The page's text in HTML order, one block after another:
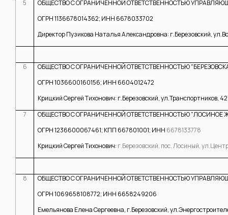
5
ОБЩЕСТВО С ОГРАНИЧЕННОЙ ОТВЕТСТВЕННОСТЬЮ
ОГРН 1136678014362; ИНН 6678033702
Директор Пузикова Наталья Александровна: г.Березовский,
6
ОБЩЕСТВО С ОГРАНИЧЕННОЙ ОТВЕТСТВЕННОСТЬЮ
ОГРН 1036600160156; ИНН 6604012472
Крицкий Сергей Тихонович: г.Березовский, ул.Транспортников,
7
ОБЩЕСТВО С ОГРАНИЧЕННОЙ ОТВЕТСТВЕННОСТЬЮ
ОГРН 1236600067461; КПП 667801001; ИНН 6678133778
Крицкий Сергей Тихонович: г.Березовский, пос. Лосиный,
8
ОБЩЕСТВО С ОГРАНИЧЕННОЙ ОТВЕТСТВЕННОСТЬЮ
ОГРН 1069658108772; ИНН 6658249206
Емельянова Елена Сергеевна, г.Березовский,